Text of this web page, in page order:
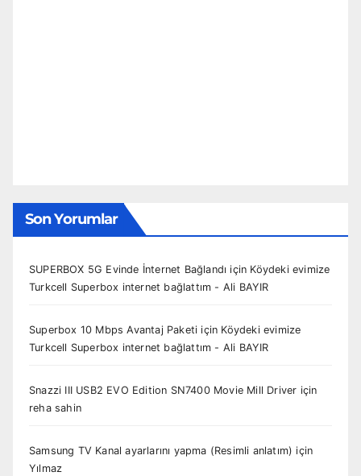
Son Yorumlar
SUPERBOX 5G Evinde İnternet Bağlandı için Köydeki evimize
Turkcell Superbox internet bağlattım - Ali BAYIR
Superbox 10 Mbps Avantaj Paketi için Köydeki evimize
Turkcell Superbox internet bağlattım - Ali BAYIR
Snazzi III USB2 EVO Edition SN7400 Movie Mill Driver için
reha sahin
Samsung TV Kanal ayarlarını yapma (Resimli anlatım) için
Yılmaz